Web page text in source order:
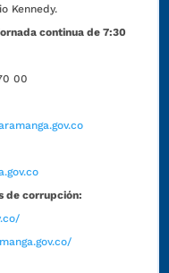
Kennedy.
continua de 7:30
00
de corrupción: